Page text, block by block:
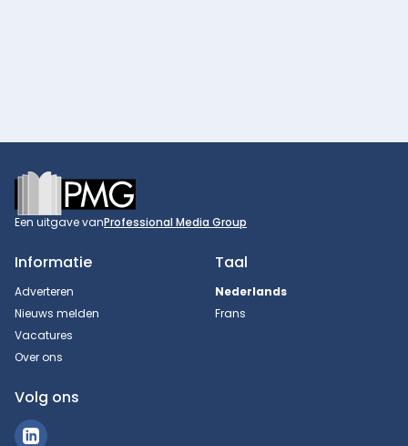
Footer
Een uitgave vanProfessional Media Group
Informatie
Adverteren
Nieuws melden
Vacatures
Over ons
Taal
Nederlands
Frans
Volg ons